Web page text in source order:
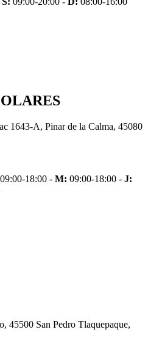
1643-A, Pinar de la Calma, 45080
09:00-18:00 - M: 09:00-18:00 - J:
45500 San Pedro Tlaquepaque,